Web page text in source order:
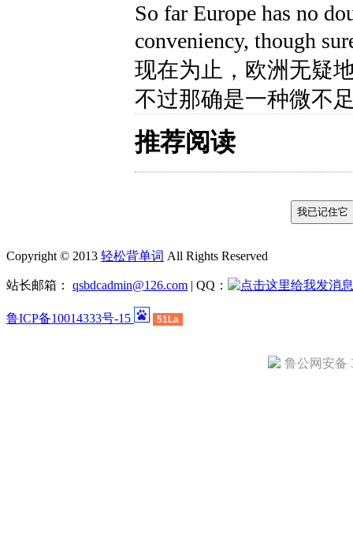
So far Europe has no
conveniency, though
现在为止，欧洲无疑
不过那确是一种微不
推荐阅读
Copyright © 2013 轻松背单词 All Rights Reserved
站长邮箱： qsbdcadmin@126.com | QQ：
鲁ICP备10014333号-15 51La
鲁公网安备